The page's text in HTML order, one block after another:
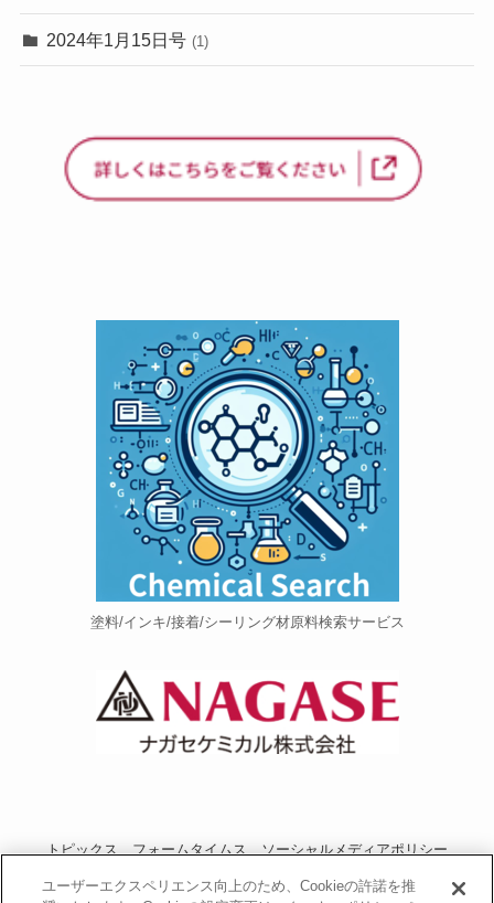
2024年1月15日号 (1)
塗料/インキ/接着/シーリング材原料検索サービス
トピックス フォームタイムス
ソーシャルメディアポリシー
プライバシーポリシー
当サイトご利用にあたって
お問い合わせ
ユーザーエクスペリエンス向上のため、Cookieの許諾を推